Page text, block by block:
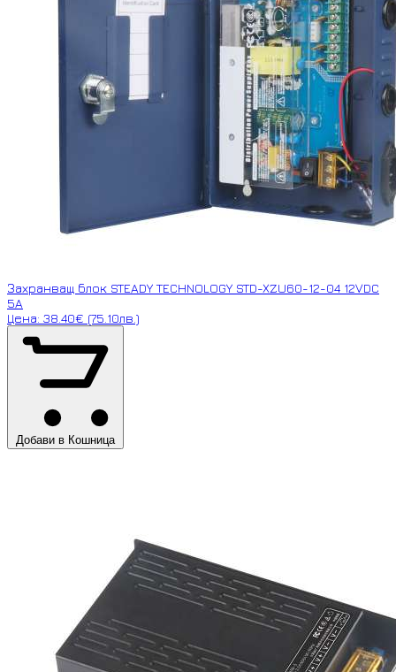
Захранващ блок STEADY TECHNOLOGY STD-XZU60-12-04 12VDC
5A
Цена: 38.40€ (75.10лв.)
Добави в Кошница